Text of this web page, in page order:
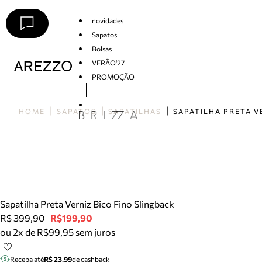
novidades
Sapatos
Bolsas
VERÃO'27
PROMOÇÃO
HOME SAPATOS SAPATILHAS
Sapatilha Preta Verniz Bico Fino Slingback
R$ 399,90 R$199,90
ou 2x de R$99,95 sem juros
Receba atéR$ 23,99de cashback